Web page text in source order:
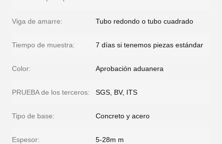
Viga de amarre: Tubo redondo o tubo cuadrado
Tiempo de muestra: 7 días si tenemos piezas estándar
Color: Aprobación aduanera
PRUEBA de los terceros: SGS, BV, ITS
Tipo de base: Concreto y acero
Espesor: 5-28m m